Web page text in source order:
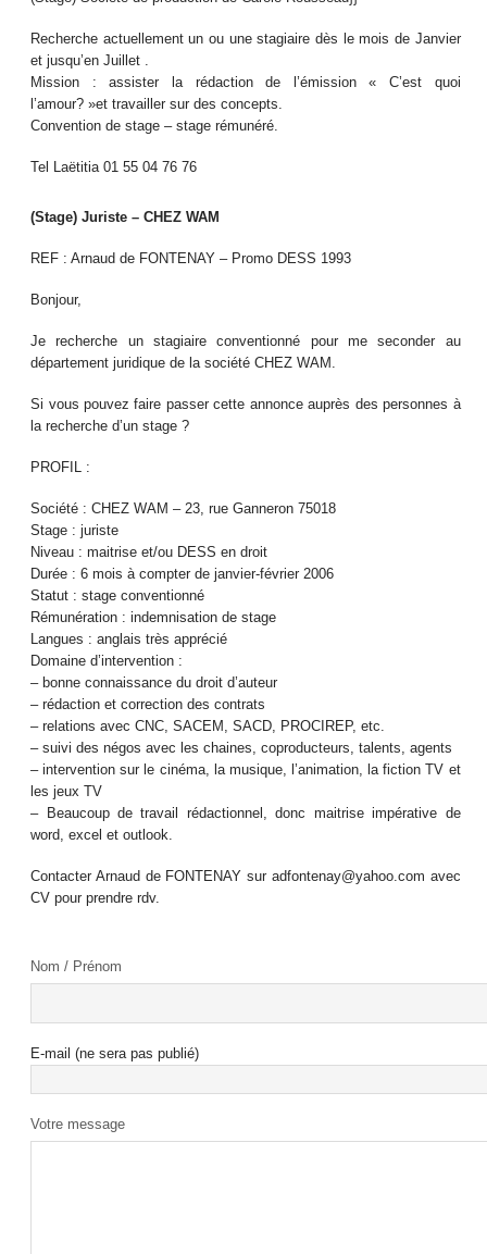
Recherche actuellement un ou une stagiaire dès le mois de Janvier
et jusqu’en Juillet .
Mission : assister la rédaction de l’émission « C’est quoi
l’amour? »et travailler sur des concepts.
Convention de stage – stage rémunéré.
Tel Laëtitia 01 55 04 76 76
(Stage) Juriste – CHEZ WAM
REF : Arnaud de FONTENAY – Promo DESS 1993
Bonjour,
Je recherche un stagiaire conventionné pour me seconder au
département juridique de la société CHEZ WAM.
Si vous pouvez faire passer cette annonce auprès des personnes à
la recherche d’un stage ?
PROFIL :
Société : CHEZ WAM – 23, rue Ganneron 75018
Stage : juriste
Niveau : maitrise et/ou DESS en droit
Durée : 6 mois à compter de janvier-février 2006
Statut : stage conventionné
Rémunération : indemnisation de stage
Langues : anglais très apprécié
Domaine d’intervention :
– bonne connaissance du droit d’auteur
– rédaction et correction des contrats
– relations avec CNC, SACEM, SACD, PROCIREP, etc.
– suivi des négos avec les chaines, coproducteurs, talents, agents
– intervention sur le cinéma, la musique, l’animation, la fiction TV et
les jeux TV
– Beaucoup de travail rédactionnel, donc maitrise impérative de
word, excel et outlook.
Contacter Arnaud de FONTENAY sur adfontenay@yahoo.com avec
CV pour prendre rdv.
Nom / Prénom
E-mail (ne sera pas publié)
Votre message